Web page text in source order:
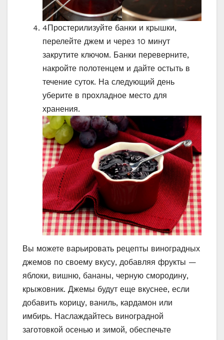
4Простерилизуйте банки и крышки,
перелейте джем и через 10 минут
закрутите ключом. Банки переверните,
накройте полотенцем и дайте остыть в
течение суток. На следующий день
уберите в прохладное место для
хранения.
Вы можете варьировать рецепты виноградных
джемов по своему вкусу, добавляя фрукты —
яблоки, вишню, бананы, черную смородину,
крыжовник. Джемы будут еще вкуснее, если
добавить корицу, ваниль, кардамон или
имбирь. Наслаждайтесь виноградной
заготовкой осенью и зимой, обеспечьте